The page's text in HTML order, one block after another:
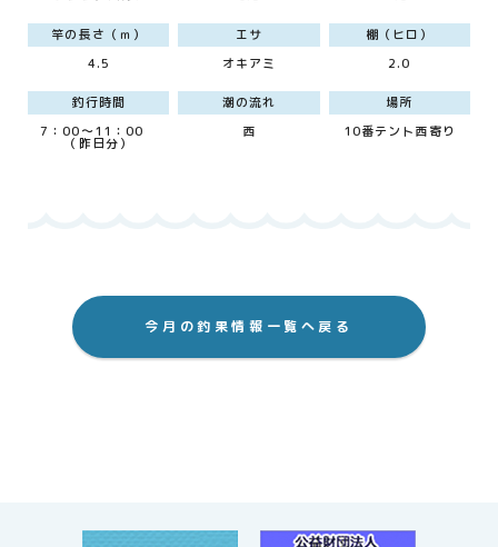
竿の長さ（ｍ）
4.5
エサ
オキアミ
棚（ヒロ）
2.0
釣行時間
7：00～11：00
（昨日分）
潮の流れ
西
場所
10番テント西寄り
今月の釣果情報一覧へ戻る